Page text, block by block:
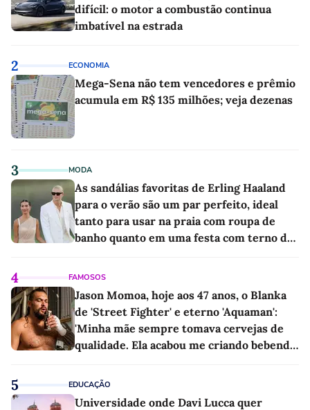
difícil: o motor a combustão continua
imbatível na estrada
2 ECONOMIA
Mega-Sena não tem vencedores e prêmio
acumula em R$ 135 milhões; veja dezenas
3 MODA
As sandálias favoritas de Erling Haaland
para o verão são um par perfeito, ideal
tanto para usar na praia com roupa de
banho quanto em uma festa com terno de
4 FAMOSOS
Jason Momoa, hoje aos 47 anos, o Blanka
de 'Street Fighter' e eterno 'Aquaman':
'Minha mãe sempre tomava cervejas de
qualidade. Ela acabou me criando bebendo
5 EDUCAÇÃO
Universidade onde Davi Lucca quer